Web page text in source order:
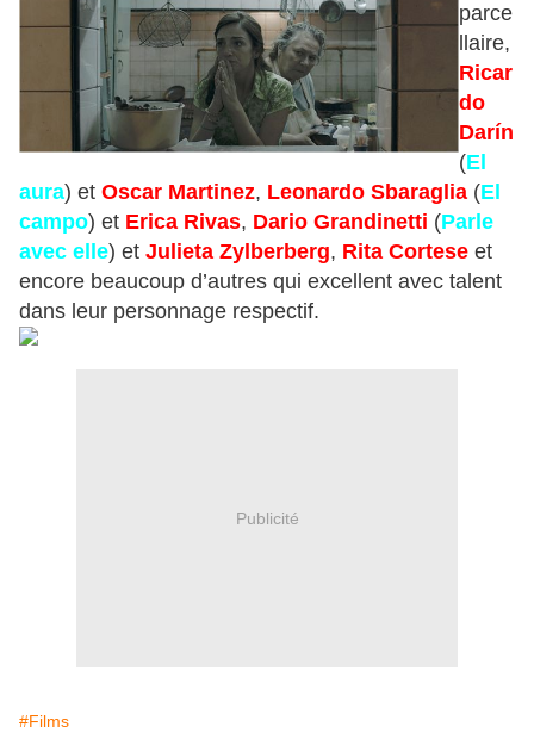
parce
llaire,
Ricar
do
Darín
(El
aura) et Oscar Martinez, Leonardo Sbaraglia (El
campo) et Erica Rivas, Dario Grandinetti (Parle
avec elle) et Julieta Zylberberg, Rita Cortese et
encore beaucoup d’autres qui excellent avec talent
dans leur personnage respectif.
Publicité
#Films